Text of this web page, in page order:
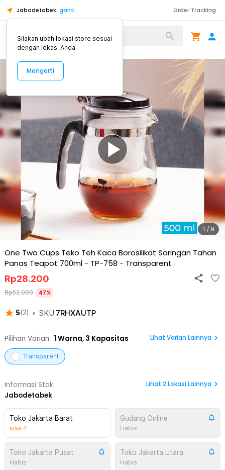
Jabodetabek ganti Order Tracking
Alat Kopi
1 / 9
One Two Cups Teko Teh Kaca Borosilikat Saringan Tahan
Panas Teapot 700ml - TP-758 - Transparent
5(2) • SKU 7RHXAUTP
Rp28.200
Rp52.900 47%
Pilihan Varian: 1 Warna, 3 Kapasitas Lihat Varian Lainnya
Transparent
Informasi Stok:
Jabodetabek
Lihat 2Lokasi Lainnya
Toko Jakarta Barat
sisa 4
Gudang Online
Habis
Toko Jakarta Pusat
Habis
Toko Jakarta Utara
Habis
Silakan ubah lokasi store sesuai
dengan lokasi Anda.
Mengerti